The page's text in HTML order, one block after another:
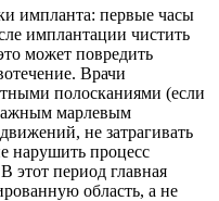
импланта: первые часы
имплантации чистить
может повредить
Врачи
полосканиями (если
марлевым
не затрагивать
нарушить процесс
этот период главная
область, а не